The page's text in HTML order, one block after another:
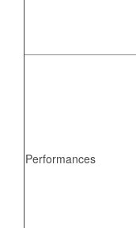
Performances